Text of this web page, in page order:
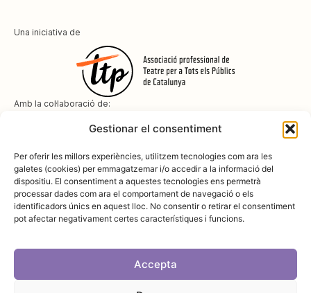
Gestionar el consentiment
Per oferir les millors experiències, utilitzem tecnologies com ara les
galetes (cookies) per emmagatzemar i/o accedir a la informació del
dispositiu. El consentiment a aquestes tecnologies ens permetrà
processar dades com ara el comportament de navegació o els
identificadors únics en aquest lloc. No consentir o retirar el consentiment
pot afectar negativament certes característiques i funcions.
Accepta
Una iniciativa de
Amb la col·laboració de:
Amb el suport de